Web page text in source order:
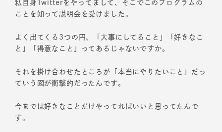
私自身Twitterをやってまして、そこでこのプログラムの
ことを知って説明会を受けました。
よく出てくる3つの円、「大事にしてること」「好きなこ
と」「得意なこと」ってあるじゃないですか。
それを掛け合わせたところが「本当にやりたいこと」だっ
ていう図が衝撃的だったんです。
今までは好きなことだけやってればいいと思ってたんで
す。